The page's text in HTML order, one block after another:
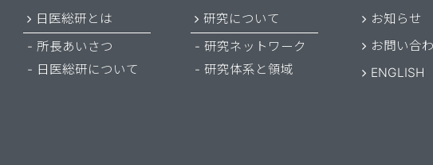
日医総研とは
所長あいさつ
日医総研について
研究について
研究ネットワーク
研究体系と領域
お知らせ
お問い合
ENGLISH